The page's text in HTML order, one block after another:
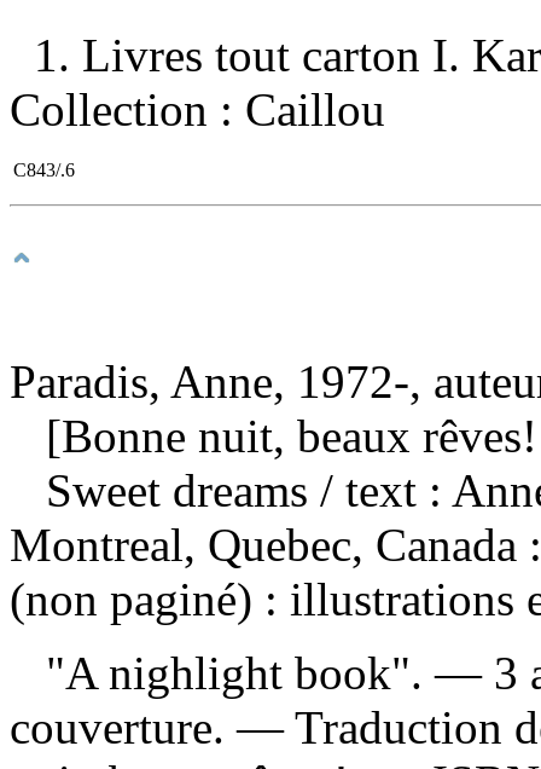
1. Livres tout carton I.
Collection : Caillou
C843/.6
Paradis, Anne, 1972-,
[Bonne nuit, beaux
Sweet dreams / text :
Montreal, Quebec,
(non paginé) :
"A nighlight book". — 3
couverture. —Traduction